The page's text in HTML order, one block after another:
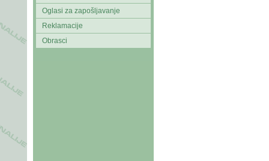
Oglasi za zapošljavanje
Reklamacije
Obrasci